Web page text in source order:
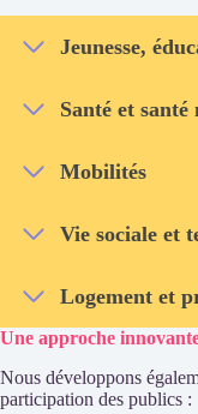
Jeunesse,
Santé et santé
Mobilités
Vie sociale et
Logement et
Une approche
Nous développons
participation des publics :